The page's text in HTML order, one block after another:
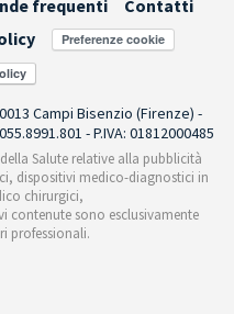
frequenti
Contatti
Preferenze cookie
Campi Bisenzio (Firenze) -
- P.IVA: 01812000485
Salute relative alla pubblicità
dispositivi medico-diagnostici in
chirurgici,
contenute sono esclusivamente
professionali.